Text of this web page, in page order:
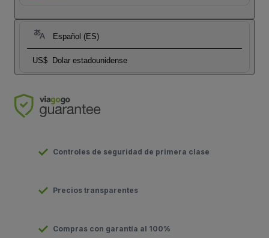
Español (ES)
US$ Dolar estadounidense
Controles de seguridad de primera clase
Precios transparentes
Compras con garantía al 100%